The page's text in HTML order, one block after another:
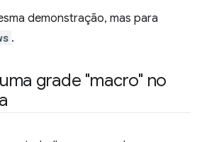
demonstração, mas para
.
grade "macro" no